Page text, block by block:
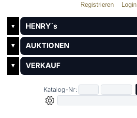
Registrieren Login
▼ HENRY´s
▼ AUKTIONEN
▼ VERKAUF
Katalog-Nr: